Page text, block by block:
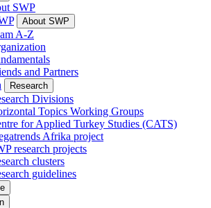
SWP
About SWP
A-Z
and Partners
Research
Divisions
Topics Working Groups
for Applied Turkey Studies (CATS)
Afrika project
research projects
clusters
guidelines